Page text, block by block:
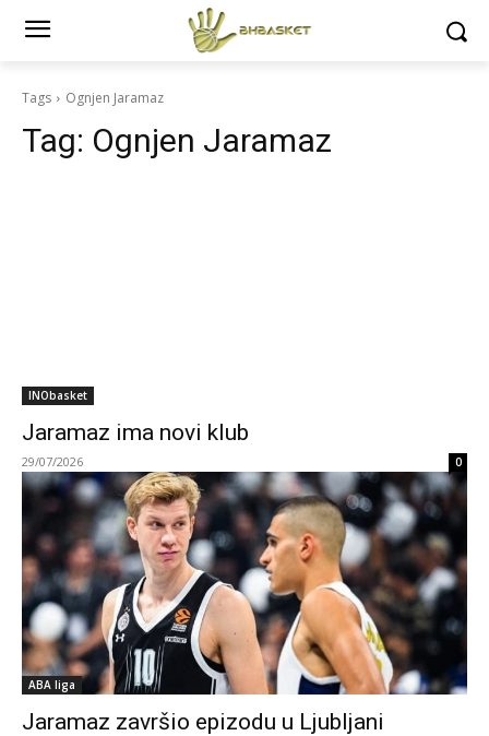
Tags Ognjen Jaramaz
Tag: Ognjen Jaramaz
INObasket
Jaramaz ima novi klub
29/07/2026 0
ABA liga
Jaramaz završio epizodu u Ljubljani